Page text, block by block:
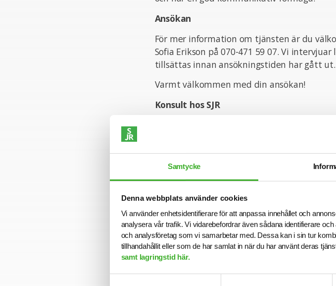
Samtycke
Denna webbplats använder cookies
Vi använder enhetsidentifierare för att anpassa innehållet och
analysera vår trafik. Vi vidarebefordrar även sådana identifierare
och analysföretag som vi samarbetar med. Dessa kan i sin tur
tillhandahållit eller som de har samlat in när du har använt deras
samt lagringstid här.
Ansökan
För mer information om tjänsten är du
Sofia Erikson på 070-471 59 07. Vi
tillsättas innan ansökningstiden har gått ut.
Varmt välkommen med din ansökan!
Konsult hos SJR
Att arbeta som konsult hos SJR innebär
yrkesroll och på ett personligt plan. Du får
företag och uppdragsgivare och därmed
Vi på SJR bryr oss om vår personal och
som ger dig trygghet och stöd. Vi är
nära relation med din konsultchef som
Se lediga jobb